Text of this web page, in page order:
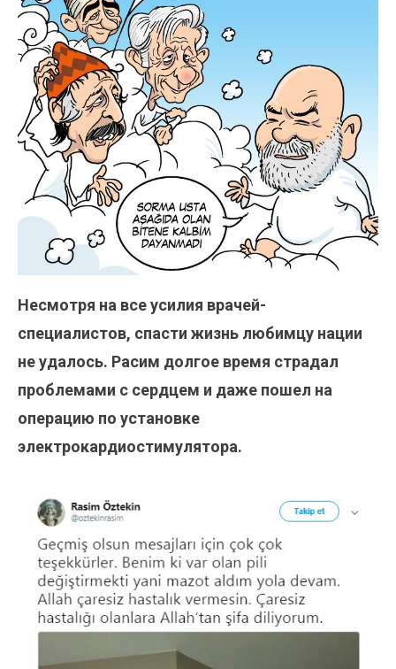
Несмотря на все усилия врачей-
специалистов, спасти жизнь любимцу нации
не удалось. Расим долгое время страдал
проблемами с сердцем и даже пошел на
операцию по установке
электрокардиостимулятора.